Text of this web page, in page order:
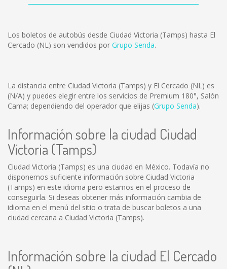
Los boletos de autobús desde Ciudad Victoria (Tamps) hasta El
Cercado (NL) son vendidos por Grupo Senda.
La distancia entre Ciudad Victoria (Tamps) y El Cercado (NL) es
(N/A) y puedes elegir entre los servicios de Premium 180°, Salón
Cama; dependiendo del operador que elijas (Grupo Senda).
Información sobre la ciudad Ciudad
Victoria (Tamps)
Ciudad Victoria (Tamps) es una ciudad en México. Todavía no
disponemos suficiente información sobre Ciudad Victoria
(Tamps) en este idioma pero estamos en el proceso de
conseguirla. Si deseas obtener más información cambia de
idioma en el menú del sitio o trata de buscar boletos a una
ciudad cercana a Ciudad Victoria (Tamps).
Información sobre la ciudad El Cercado